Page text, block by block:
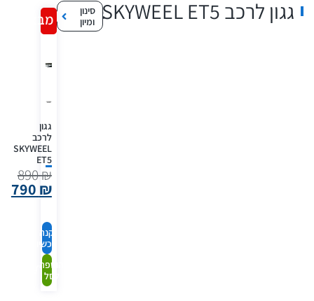
גגון לרכב SKYWEEL ET5
סינון
ומיון
גגון
לרכב
SKYWEEL
ET5
890₪
790 ₪
קנה
עכשיו
הוספה
לסל
מבצע!